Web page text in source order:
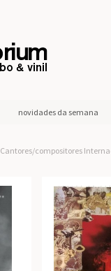
novidades da semana
Cantores/compositores